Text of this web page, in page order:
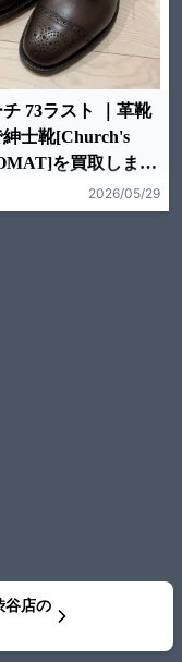
73ラスト ｜革靴
紳士靴[Church's
を買取しまし
2026/05/29
谷店の